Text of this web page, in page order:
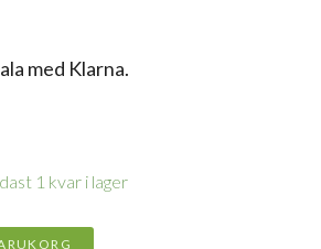
med Klarna.
1 kvar i lager